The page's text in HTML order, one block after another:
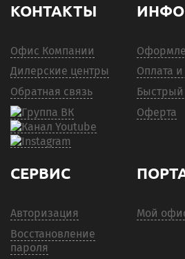
КОНТАКТЫ
Офис Компании
Дилерские центры
Обратная связь
Оплата
Быстрый
Оферта
СЕРВИС
Авторизация
Восстановление
пароля
Мой